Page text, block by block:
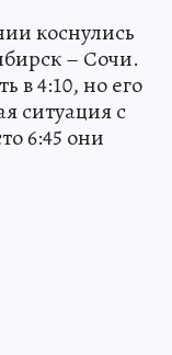
коснулись
– Сочи.
в 4:10, но его
ситуация с
6:45 они